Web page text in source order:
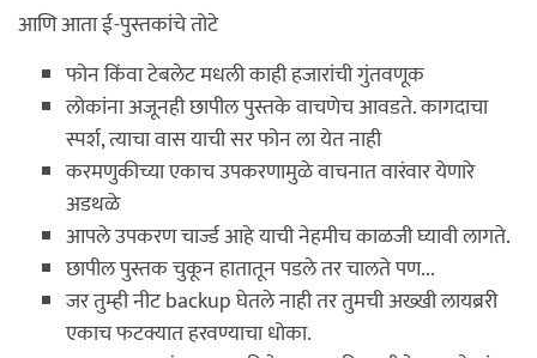
आणि आता ई-पुस्तकांचे तोटे
फोन किंवा टेबलेट मधली काही हजारांची गुंतवणूक
लोकांना अजूनही छापील पुस्तके वाचणेच आवडते. कागदाचा
स्पर्श, त्याचा वास याची सर फोन ला येत नाही
करमणुकीच्या एकाच उपकरणामुळे वाचनात वारंवार येणारे
अडथळे
आपले उपकरण चार्ज्ड आहे याची नेहमीच काळजी घ्यावी लागते.
छापील पुस्तक चुकून हातातून पडले तर चालते पण...
जर तुम्ही नीट backup घेतले नाही तर तुमची अख्खी लायब्ररी
एकाच फटक्यात हरवण्याचा धोका.